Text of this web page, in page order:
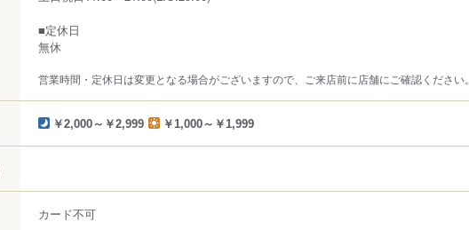
■定休日
無休
営業時間・定休日は変更となる場合がございますので、ご来店前に店舗にご確認ください。
￥2,000～￥2,999 ￥1,000～￥1,999
カード不可